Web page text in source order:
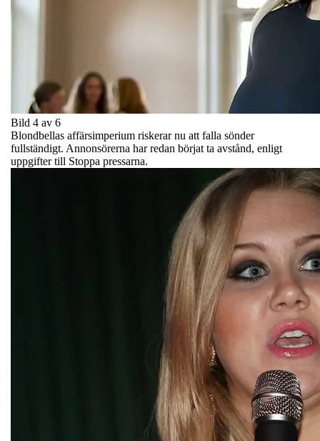
Bild 4 av 6
Blondbellas affärsimperium riskerar nu att falla sönder
fullständigt. Annonsörerna har redan börjat ta avstånd, enligt
uppgifter till Stoppa pressarna.